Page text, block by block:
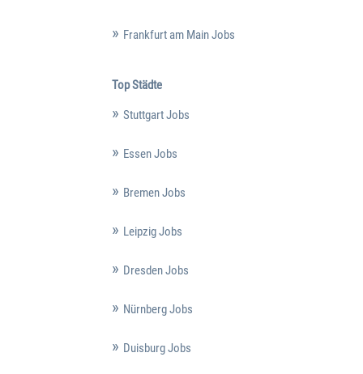
Frankfurt am Main Jobs
Top Städte
Stuttgart Jobs
Essen Jobs
Bremen Jobs
Leipzig Jobs
Dresden Jobs
Nürnberg Jobs
Duisburg Jobs